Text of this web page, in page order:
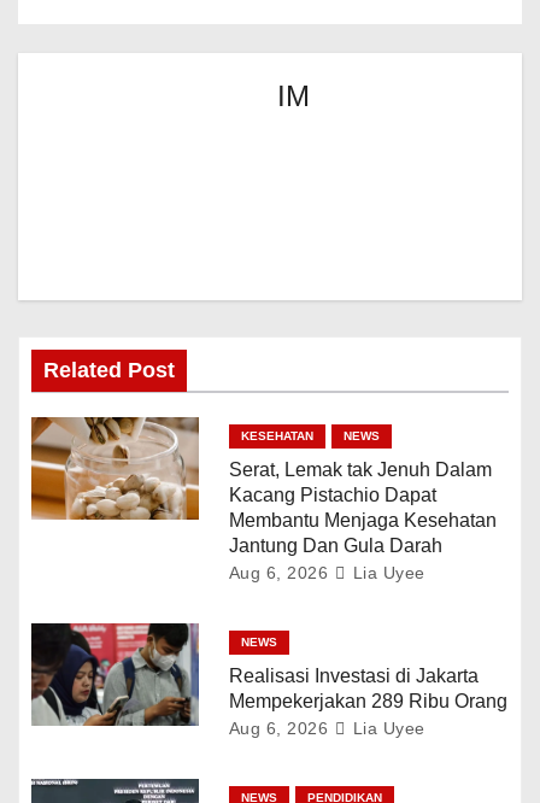
IM
Related Post
KESEHATAN NEWS
Serat, Lemak tak Jenuh Dalam
Kacang Pistachio Dapat
Membantu Menjaga Kesehatan
Jantung Dan Gula Darah
Aug 6, 2026 Lia Uyee
NEWS
Realisasi Investasi di Jakarta
Mempekerjakan 289 Ribu Orang
Aug 6, 2026 Lia Uyee
NEWS PENDIDIKAN